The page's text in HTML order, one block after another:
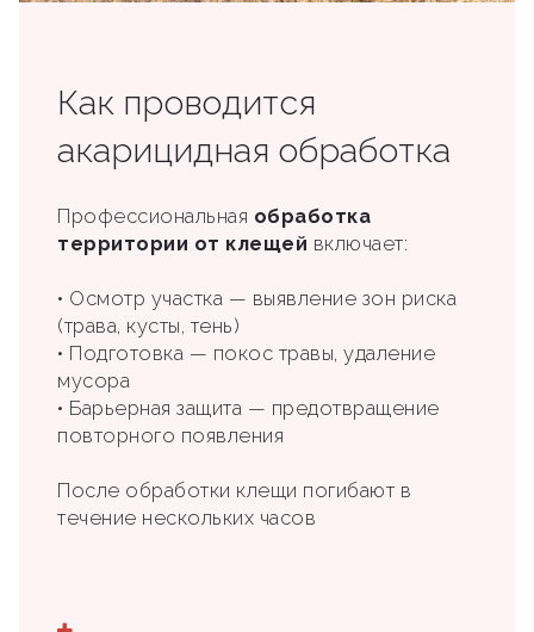
Как проводится
акарицидная обработка
Профессиональная обработка
территории от клещей включает:
• Осмотр участка — выявление зон риска
(трава, кусты, тень)
• Подготовка — покос травы, удаление
мусора
• Барьерная защита — предотвращение
повторного появления
После обработки клещи погибают в
течение нескольких часов